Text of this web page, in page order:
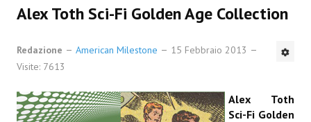
Contest
Prossimamente
Spazio Cagliostro@Lucca 2015
Alex Toth Sci-Fi Golden Age Collection
Redazione American Milestone
15 Febbraio 2013
Visite: 7613
Alex Toth
Sci-Fi Golden